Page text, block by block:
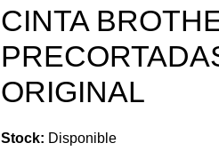
CINTA
ORIGINAL
Stock: Disponible